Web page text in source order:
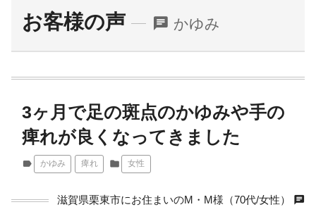
お客様の声 chat かゆみ
3ヶ月で足の斑点のかゆみや手の
痺れが良くなってきました
label かゆみ 痺れ folder 女性
滋賀県栗東市にお住まいのM・M様（70代/女性） chat